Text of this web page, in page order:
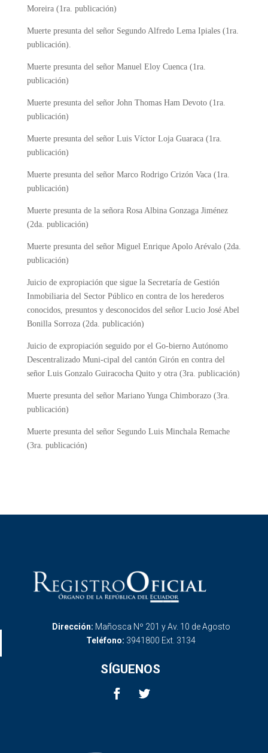
Moreira (1ra. publicación)
Muerte presunta del señor Segundo Alfredo Lema Ipiales (1ra.
publicación).
Muerte presunta del señor Manuel Eloy Cuenca (1ra.
publicación)
Muerte presunta del señor John Thomas Ham Devoto (1ra.
publicación)
Muerte presunta del señor Luis Víctor Loja Guaraca (1ra.
publicación)
Muerte presunta del señor Marco Rodrigo Crizón Vaca (1ra.
publicación)
Muerte presunta de la señora Rosa Albina Gonzaga Jiménez
(2da. publicación)
Muerte presunta del señor Miguel Enrique Apolo Arévalo (2da.
publicación)
Juicio de expropiación que sigue la Secretaría de Gestión
Inmobiliaria del Sector Público en contra de los herederos
conocidos, presuntos y desconocidos del señor Lucio José Abel
Bonilla Sorroza (2da. publicación)
Juicio de expropiación seguido por el Go-bierno Autónomo
Descentralizado Muni-cipal del cantón Girón en contra del
señor Luis Gonzalo Guiracocha Quito y otra (3ra. publicación)
Muerte presunta del señor Mariano Yunga Chimborazo (3ra.
publicación)
Muerte presunta del señor Segundo Luis Minchala Remache
(3ra. publicación)
Dirección: Mañosca Nº 201 y Av. 10 de Agosto
Teléfono: 3941800 Ext. 3134
SÍGUENOS